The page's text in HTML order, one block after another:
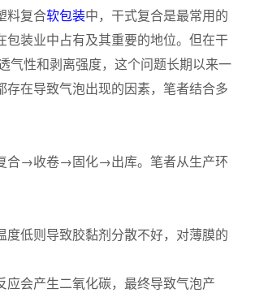
料复合软包装中，干式复合是最常用的
装业中占有及其重要的地位。但在干
气性和剥离强度，这个问题长期以来一
在导致气泡出现的因素，笔者结合多
→收卷→固化→出库。笔者从生产环
低则导致胶黏剂分散不好，对薄膜的
会产生二氧化碳，最终导致气泡产